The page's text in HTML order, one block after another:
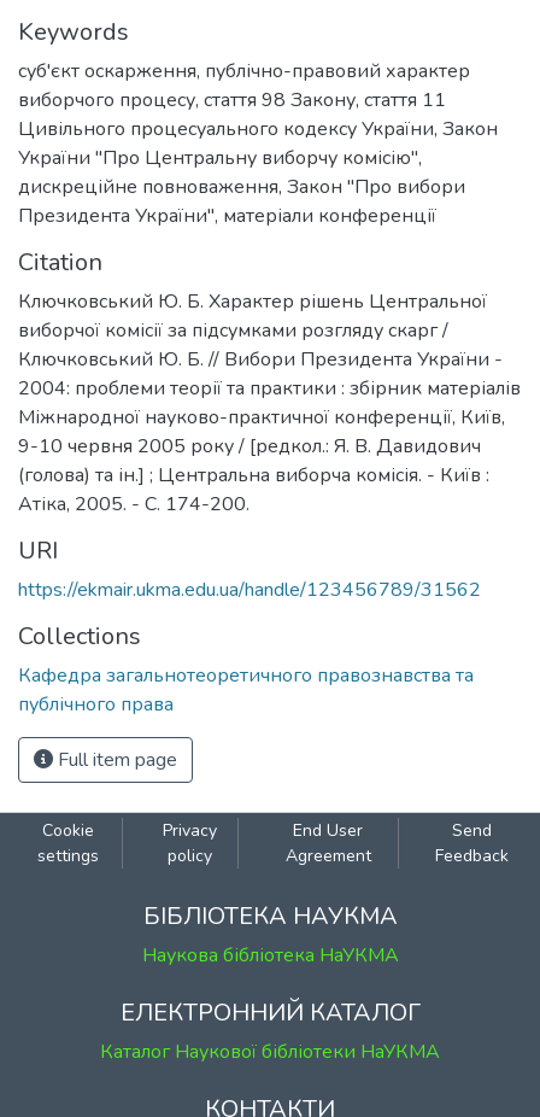
Keywords
суб'єкт оскарження, публічно-правовий характер
виборчого процесу, стаття 98 Закону, стаття 11
Цивільного процесуального кодексу України, Закон
України "Про Центральну виборчу комісію",
дискреційне повноваження, Закон "Про вибори
Президента України", матеріали конференції
Citation
Ключковський Ю. Б. Характер рішень Центральної
виборчої комісії за підсумками розгляду скарг /
Ключковський Ю. Б. // Вибори Президента України -
2004: проблеми теорії та практики : збірник матеріалів
Міжнародної науково-практичної конференції, Київ,
9-10 червня 2005 року / [редкол.: Я. В. Давидович
(голова) та ін.] ; Центральна виборча комісія. - Київ :
Атіка, 2005. - С. 174-200.
URI
https://ekmair.ukma.edu.ua/handle/123456789/31562
Collections
Кафедра загальнотеоретичного правознавства та
публічного права
Full item page
Cookie
settings
Privacy
policy
End User
Agreement
Send
Feedback
БІБЛІОТЕКА НАУКМА
Наукова бібліотека НаУКМА
ЕЛЕКТРОННИЙ КАТАЛОГ
Каталог Наукової бібліотеки НаУКМА
КОНТАКТИ